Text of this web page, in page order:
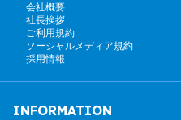
会社概要
社長挨拶
ご利用規約
ソーシャルメディア規約
採用情報
INFORMATION